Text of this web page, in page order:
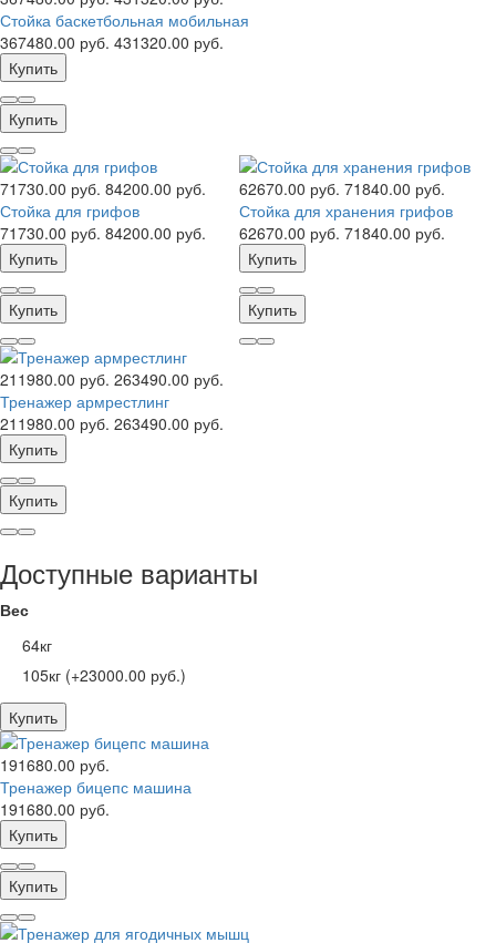
Стойка баскетбольная мобильная
367480.00 руб. 431320.00 руб.
Купить
Купить
71730.00 руб. 84200.00 руб.
Стойка для грифов
71730.00 руб. 84200.00 руб.
Купить
Купить
62670.00 руб. 71840.00 руб.
Стойка для хранения грифов
62670.00 руб. 71840.00 руб.
Купить
Купить
211980.00 руб. 263490.00 руб.
Тренажер армрестлинг
211980.00 руб. 263490.00 руб.
Купить
Купить
Доступные варианты
Вес
64кг
105кг (+23000.00 руб.)
Купить
191680.00 руб.
Тренажер бицепс машина
191680.00 руб.
Купить
Купить